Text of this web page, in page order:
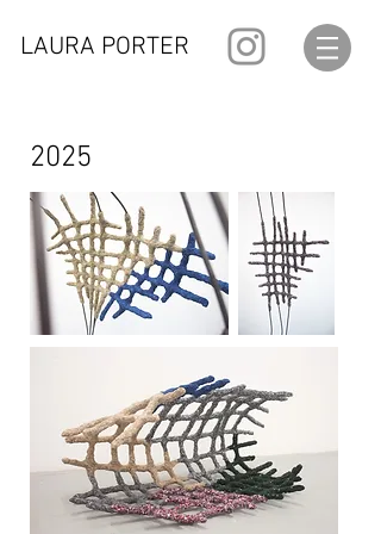
LAURA PORTER
2025